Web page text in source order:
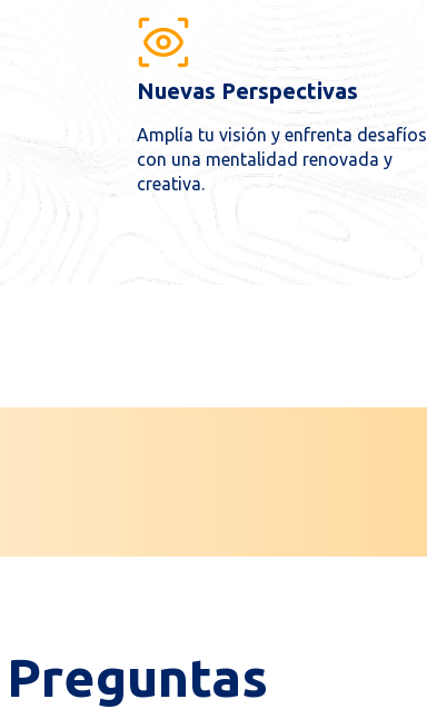
Nuevas Perspectivas
Amplía tu visión y enfrenta desafíos
con una mentalidad renovada y
creativa.
Preguntas